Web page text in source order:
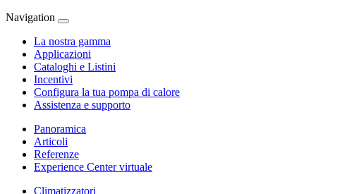
Navigation
La nostra gamma
Applicazioni
Cataloghi e Listini
Incentivi
Configura la tua pompa di calore
Assistenza e supporto
Panoramica
Articoli
Referenze
Experience Center virtuale
Climatizzatori